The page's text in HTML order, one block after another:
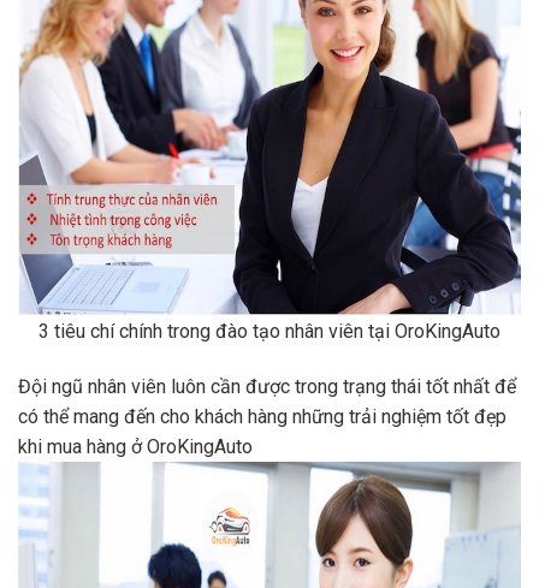
3 tiêu chí chính trong đào tạo nhân viên tại OroKingAuto
Đội ngũ nhân viên luôn cần được trong trạng thái tốt nhất để
có thể mang đến cho khách hàng những trải nghiệm tốt đẹp
khi mua hàng ở OroKingAuto